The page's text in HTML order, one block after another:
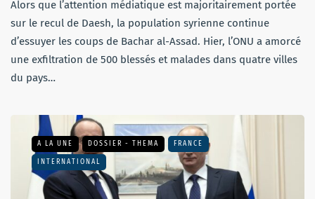
Alors que l’attention médiatique est majoritairement portée
sur le recul de Daesh, la population syrienne continue
d’essuyer les coups de Bachar al-Assad. Hier, l’ONU a amorcé
une exfiltration de 500 blessés et malades dans quatre villes
du pays…
A LA UNE DOSSIER - THEMA FRANCE
INTERNATIONAL